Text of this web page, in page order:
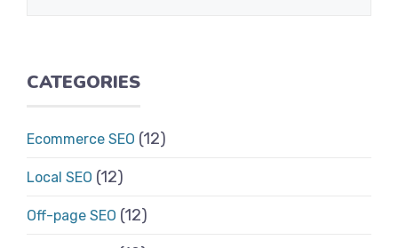
CATEGORIES
Ecommerce SEO (12)
Local SEO (12)
Off-page SEO (12)